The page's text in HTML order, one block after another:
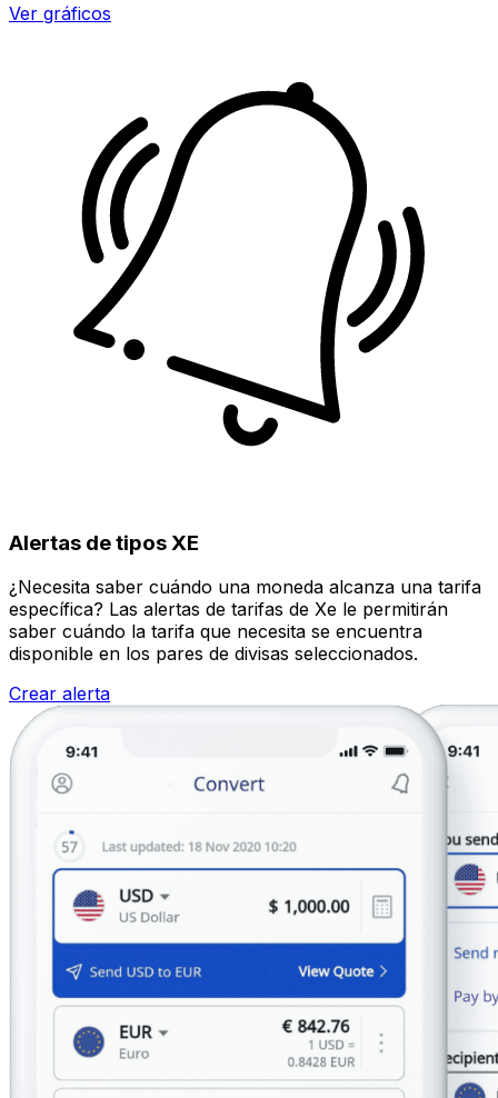
Ver gráficos
Alertas de tipos XE
¿Necesita saber cuándo una moneda alcanza una tarifa
específica? Las alertas de tarifas de Xe le permitirán
saber cuándo la tarifa que necesita se encuentra
disponible en los pares de divisas seleccionados.
Crear alerta